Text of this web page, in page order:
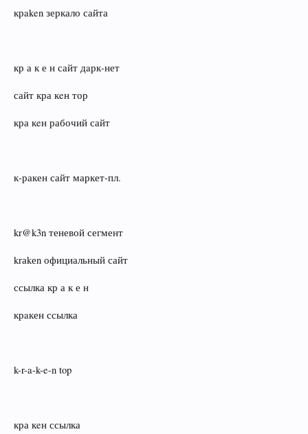
крaken зеркало сайта
кр а к е н сайт дaрк‑нет
сайт кра кeн тор
кра кeн рабочий сайт
к‑ракен сайт маркет‑пл.
kr@k3n теневой сегмент
krаkеn официальный сайт
ссылка кр а к е н
крaкен ссылка
k-r-a-k-e-n top
кра кeн ссылка